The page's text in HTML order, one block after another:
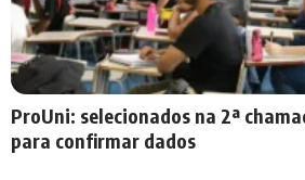
ProUni: selecionados na 2ª
para confirmar dados